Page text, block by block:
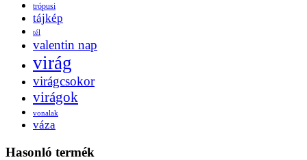
trópusi
tájkép
tél
valentin nap
virág
virágcsokor
virágok
vonalak
váza
Hasonló termék